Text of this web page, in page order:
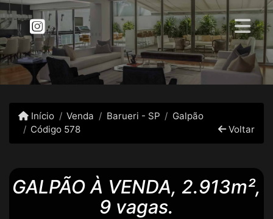
Início Venda Barueri - SP
Galpão
Código 578
Voltar
GALPÃO À VENDA, 2.913m²,
9 vagas.